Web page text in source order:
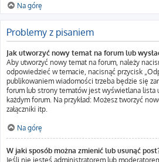
Na górę
Problemy z pisaniem
Jak utworzyć nowy temat na forum lub
Aby utworzyć nowy temat na forum, należy
odpowiedzieć w temacie, nacisnąć przycisk
publikowaniem wiadomości trzeba będzie się
forum lub strony tematów jest wyświetlana lista
każdym forum. Na przykład: Możesz tworzyć
załączniki itp.
Na górę
W jaki sposób można zmienić lub usunąć
Jeśli nie jesteś administratorem lub